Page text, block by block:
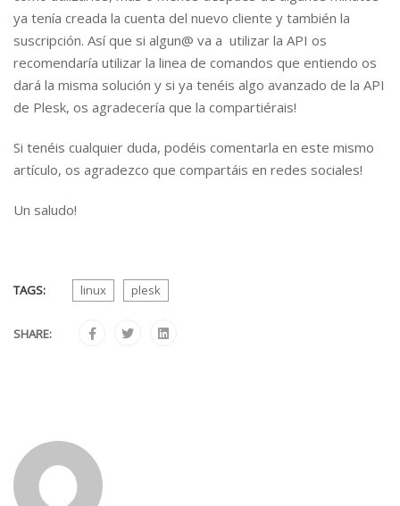
ya tenía creada la cuenta del nuevo cliente y también la
suscripción. Así que si algun@ va a utilizar la API os
recomendaría utilizar la linea de comandos que entiendo os
dará la misma solución y si ya tenéis algo avanzado de la API
de Plesk, os agradecería que la compartiérais!
Si tenéis cualquier duda, podéis comentarla en este mismo
artículo, os agradezco que compartáis en redes sociales!
Un saludo!
TAGS: linux plesk
SHARE: